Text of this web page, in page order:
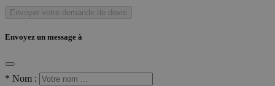
Envoyer votre demande de devis
Envoyez un message à
* Nom :